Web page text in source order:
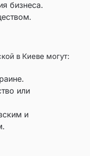
бизнеса.
в Киеве могут:
или
и